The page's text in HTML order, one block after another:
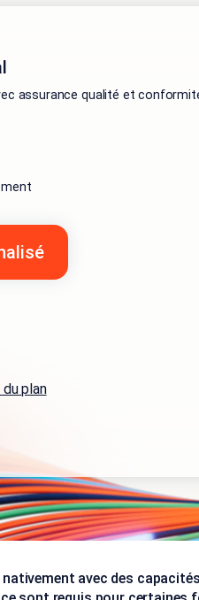
assurance qualité et
plan
avec des capacités